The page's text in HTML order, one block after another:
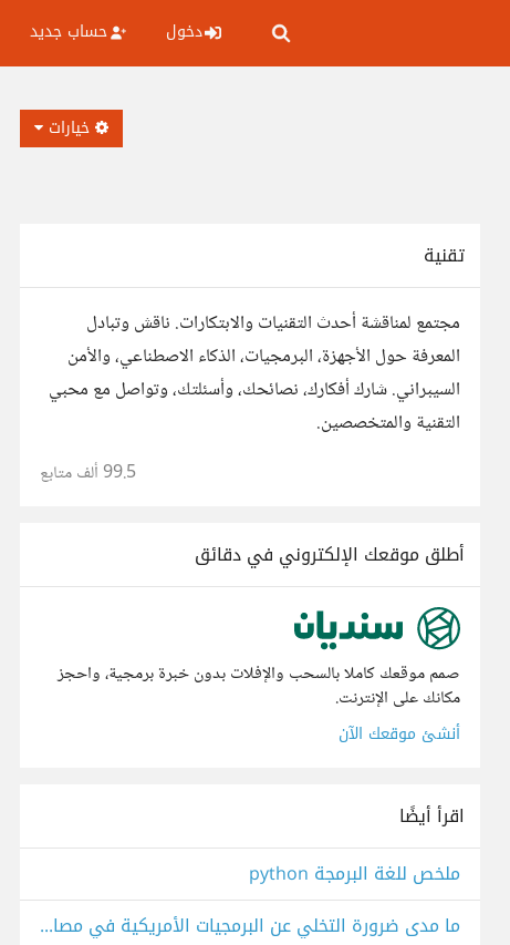
دخول حساب جديد
خيارات
تقنية
مجتمع لمناقشة أحدث التقنيات والابتكارات. ناقش وتبادل
المعرفة حول الأجهزة، البرمجيات، الذكاء الاصطناعي، والأمن
السيبراني. شارك أفكارك، نصائحك، وأسئلتك، وتواصل مع محبي
التقنية والمتخصصين.
99.5 ألف متابع
أطلق موقعك الإلكتروني في دقائق
صمم موقعك كاملا بالسحب والإفلات بدون خبرة برمجية، واحجز
مكانك على الإنترنت.
أنشئ موقعك الآن
اقرأ أيضًا
ملخص للغة البرمجة python
ما مدى ضرورة التخلي عن البرمجيات الأمريكية في مصالحنا الحكومية؟